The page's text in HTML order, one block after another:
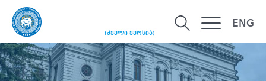
(ძველი ვერსია)
ENG